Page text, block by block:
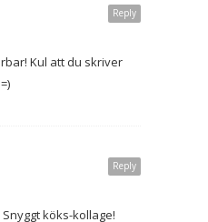
Reply
Kul att du skriver
Reply
köks-kollage!